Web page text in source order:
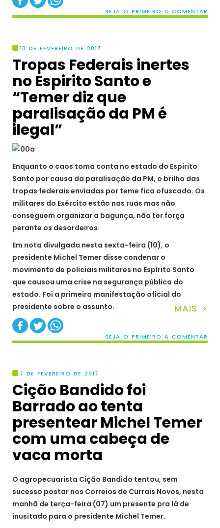
SEJA O PRIMEIRO A COMENTAR
10 DE FEVEREIRO DE 2017
Tropas Federais inertes
no Espirito Santo e
“Temer diz que
paralisação da PM é
ilegal”
Enquanto o caos toma conta no estado do Espirito
Santo por causa da paralisação da PM, o brilho das
tropas federais enviadas por teme fica ofuscado. Os
militares do Exército estão nas ruas mas não
conseguem organizar a bagunça, não ter força
perante os desordeiros.
Em nota divulgada nesta sexta-feira (10), o
presidente Michel Temer disse condenar o
movimento de policiais militares no Espírito Santo
que causou uma crise na segurança pública do
estado. Foi a primeira manifestação oficial do
presidente sobre o assunto.
MAIS >
SEJA O PRIMEIRO A COMENTAR
7 DE FEVEREIRO DE 2017
Cição Bandido foi
Barrado ao tenta
presentear Michel Temer
com uma cabeça de
vaca morta
O agropecuarista Cição Bandido tentou, sem
sucesso postar nos Correios de Currais Novos, nesta
manhã de terça-feira (07) um presente pra lá de
inusitado para o presidente Michel Temer.